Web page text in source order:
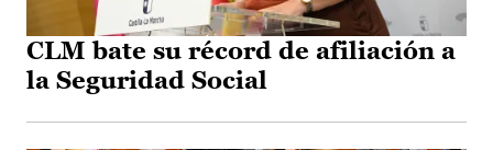
CLM bate su récord de afiliación a
la Seguridad Social